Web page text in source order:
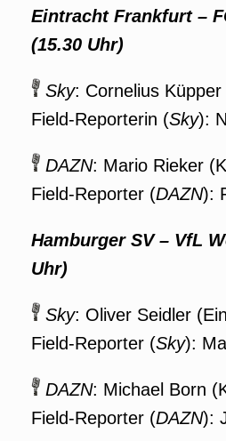
Eintracht Frankfurt –
(15.30 Uhr)
Sky: Cornelius
Field-Reporterin (Sky):
DAZN: Mario Rieker
Field-Reporter (DAZN):
Hamburger SV – VfL
Uhr)
Sky: Oliver Seidler
Field-Reporter (Sky):
DAZN: Michael Born
Field-Reporter (DAZN):